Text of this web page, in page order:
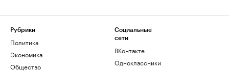
Рубрики
Политика
Экономика
Общество
Социальные
сети
ВКонтакте
Одноклассники